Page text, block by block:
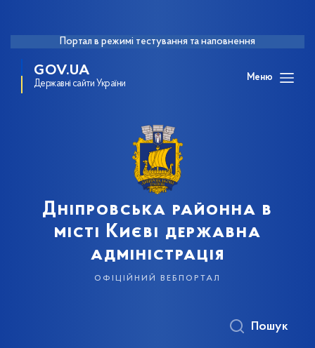
Портал в режимі тестування та наповнення
GOV.UA
Державні сайти України
Меню
Дніпровська районна в
місті Києві державна
адміністрація
офіційний вебпортал
Пошук